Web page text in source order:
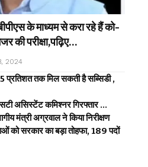
के माध्यम से करा रहे हैं को-
की परीक्षा,पढ़िए…
2024
प्रतिशत तक मिल सकती है सब्सिडी ,
असिस्टेंट कमिश्नर गिरफ्तार …
मंत्री अग्रवाल ने किया निरीक्षण
को सरकार का बड़ा तोहफा, 189 पदों